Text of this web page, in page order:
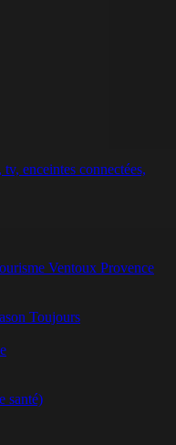
enceintes connectées,
Ventoux Provence
Toujours
santé)